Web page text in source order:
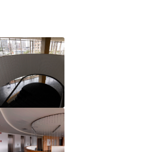
Magíster, Pontificia Universidad
de Chile
Magíster, Pontificia Universidad
LLM UC 2025
Seminarios de Graduación
en Derecho, LLM 2025